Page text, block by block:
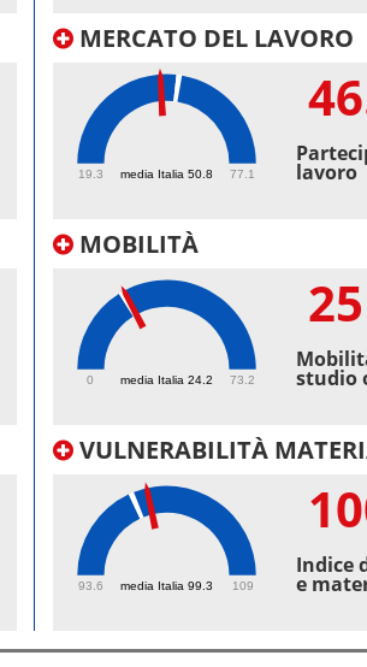
MERCATO DEL LAVORO
media Italia 50.8
19.3 77.1 lavoro
MOBILITÀ
media Italia 24.2
0 73.2
25
studio
VULNERABILITÀ
media Italia 99.3
93.6 109
Indice
e